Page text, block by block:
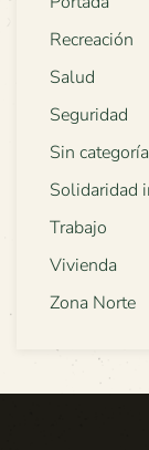
Recreación
Salud
Seguridad
Sin categoría
Solidaridad
Trabajo
Vivienda
Zona Norte